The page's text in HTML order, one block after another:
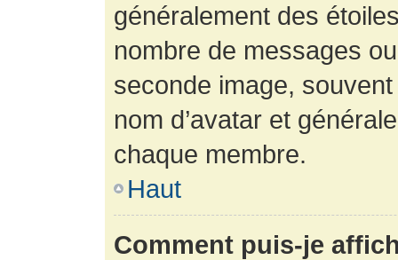
généralement des
nombre de messages
seconde image,
nom d’avatar et
chaque membre.
Haut
Comment puis-je